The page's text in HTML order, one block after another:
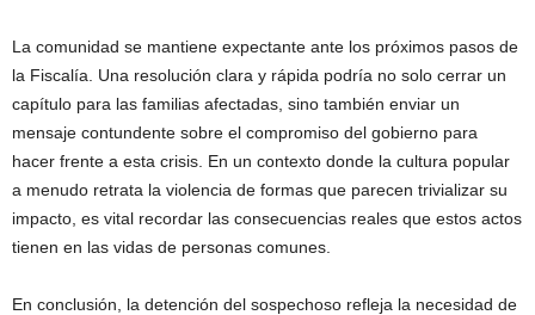
La comunidad se mantiene expectante ante los próximos pasos de
la Fiscalía. Una resolución clara y rápida podría no solo cerrar un
capítulo para las familias afectadas, sino también enviar un
mensaje contundente sobre el compromiso del gobierno para
hacer frente a esta crisis. En un contexto donde la cultura popular
a menudo retrata la violencia de formas que parecen trivializar su
impacto, es vital recordar las consecuencias reales que estos actos
tienen en las vidas de personas comunes.
En conclusión, la detención del sospechoso refleja la necesidad de